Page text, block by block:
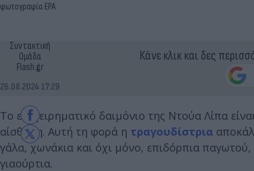
φωτογραφία EPA
Συντακτική
Ομάδα
Flash.gr
26.08.2024 17:29
Κάνε κλικ και δες
Το επιχειρηματικό δαιμόνιο της Ντούα Λίπα
αίσθηση. Αυτή τη φορά η τραγουδίστρια
γάλα, χωνάκια και όχι μόνο, επιδόρπια
γιαούρτια.